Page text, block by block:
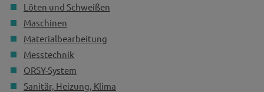
Löten und Schweißen
Maschinen
Materialbearbeitung
Messtechnik
ORSY-System
Sanitär, Heizung, Klima